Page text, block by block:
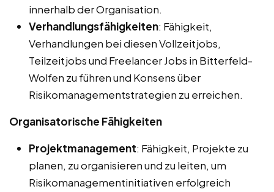
innerhalb der Organisation.
Verhandlungsfähigkeiten: Fähigkeit,
Verhandlungen bei diesen Vollzeitjobs,
Teilzeitjobs und Freelancer Jobs in Bitterfeld-
Wolfen zu führen und Konsens über
Risikomanagementstrategien zu erreichen.
Organisatorische Fähigkeiten
Projektmanagement: Fähigkeit, Projekte zu
planen, zu organisieren und zu leiten, um
Risikomanagementinitiativen erfolgreich